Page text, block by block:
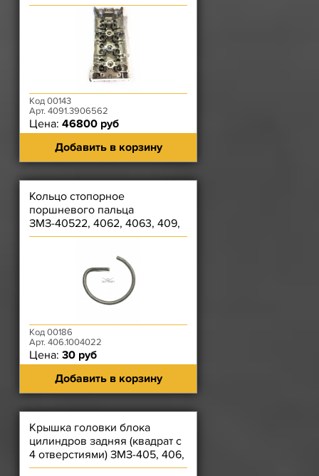
Код 00143
Арт. 4091.3906562
Цена: 46800 руб
Добавить в корзину
Кольцо стопорное
поршневого пальца
ЗМЗ-40522, 4062, 4063, 409,
40524, 40525, 40904
Код 00186
Арт. 406.1004022
Цена: 30 руб
Добавить в корзину
Крышка головки блока
цилиндров задняя (квадрат с
4 отверстиями) ЗМЗ-405, 406,
409